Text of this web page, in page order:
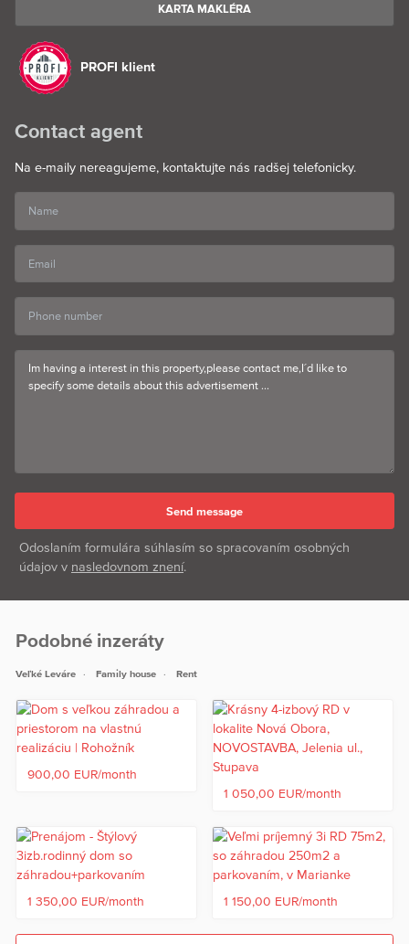
KARTA MAKLÉRA
PROFI klient
Contact agent
Na e-maily nereagujeme, kontaktujte nás radšej telefonicky.
Odoslaním formulára súhlasím so spracovaním osobných
údajov v nasledovnom znení.
Podobné inzeráty
Veľké Leváre Family house Rent
900,00 EUR/month
1 050,00 EUR/month
1 350,00 EUR/month 1 150,00 EUR/month